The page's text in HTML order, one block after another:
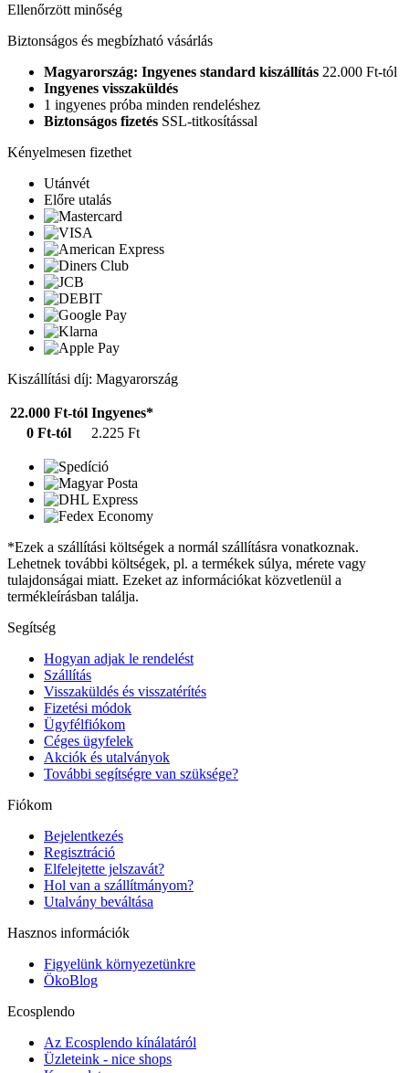
Ellenőrzött minőség
Biztonságos és megbízható vásárlás
Magyarország: Ingyenes standard kiszállítás 22.000 Ft-tól
Ingyenes visszaküldés
1 ingyenes próba minden rendeléshez
Biztonságos fizetés SSL-titkosítással
Kényelmesen fizethet
Utánvét
Előre utalás
Kiszállítási díj: Magyarország
22.000 Ft-tól Ingyenes*
0 Ft-tól
2.225 Ft
*Ezek a szállítási költségek a normál szállításra vonatkoznak.
Lehetnek további költségek, pl. a termékek súlya, mérete vagy
tulajdonságai miatt. Ezeket az információkat közvetlenül a
termékleírásban találja.
Segítség
Hogyan adjak le rendelést
Szállítás
Visszaküldés és visszatérítés
Fizetési módok
Ügyfélfiókom
Céges ügyfelek
Akciók és utalványok
További segítségre van szüksége?
Fiókom
Bejelentkezés
Regisztráció
Elfelejtette jelszavát?
Hol van a szállítmányom?
Utalvány beváltása
Hasznos információk
Figyelünk környezetünkre
ÖkoBlog
Ecosplendo
Az Ecosplendo kínálatáról
Üzleteink - nice shops